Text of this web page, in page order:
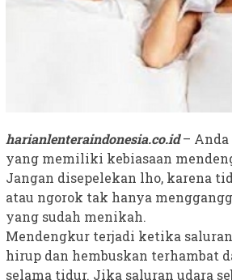
harianlenteraindonesia.co.id– Anda
yang memiliki kebiasaan
Jangan disepelekan lho, karena
atau ngorok tak hanya
yang sudah menikah.
Mendengkur terjadi ketika
hirup dan hembuskan terhambat
selama tidur. Jika saluran udara